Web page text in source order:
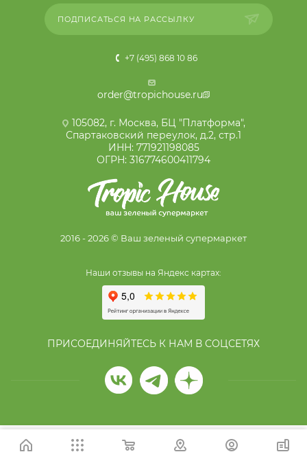
ПОДПИСАТЬСЯ НА РАССЫЛКУ
+7 (495) 868 10 86
order@tropichouse.ru
105082, г. Москва, БЦ "Платформа",
Спартаковский переулок, д.2, стр.1
ИНН: 771921198085
ОГРН: 316774600411794
2016 - 2026 © Ваш зеленый супермаркет
Наши отзывы на Яндекс картах:
ПРИСОЕДИНЯЙТЕСЬ К НАМ В СОЦСЕТЯХ